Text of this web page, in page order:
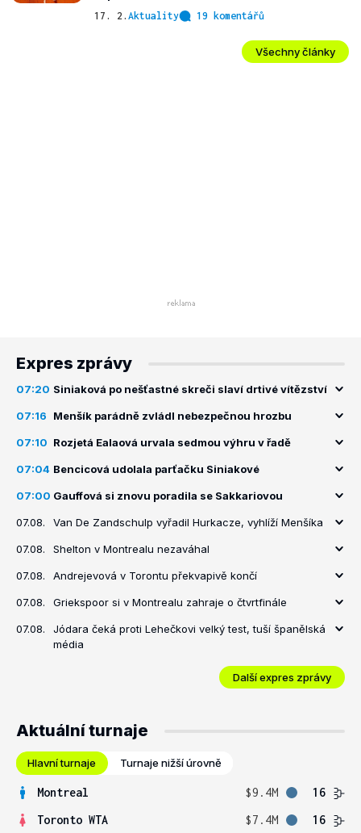
17. 2. Aktuality 19 komentářů
Všechny články
Expres zprávy
07:20 Siniaková po nešťastné skreči slaví drtivé vítězství
07:16 Menšík parádně zvládl nebezpečnou hrozbu
07:10 Rozjetá Ealaová urvala sedmou výhru v řadě
07:04 Bencicová udolala parťačku Siniakové
07:00 Gauffová si znovu poradila se Sakkariovou
07.08. Van De Zandschulp vyřadil Hurkacze, vyhlíží Menšíka
07.08. Shelton v Montrealu nezaváhal
07.08. Andrejevová v Torontu překvapivě končí
07.08. Griekspoor si v Montrealu zahraje o čtvrtfinále
07.08.
Jódara čeká proti Lehečkovi velký test, tuší španělská
média
Další expres zprávy
Aktuální turnaje
Hlavní turnaje Turnaje nižší úrovně
Montreal $9.4M
16
Toronto WTA
$7.4M 16